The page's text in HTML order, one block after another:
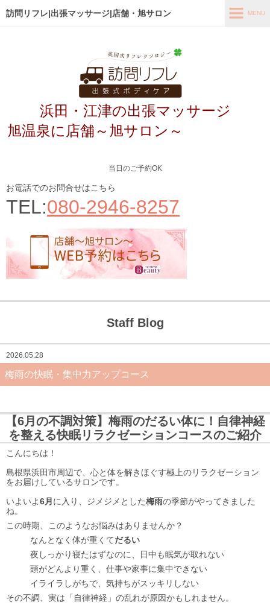
訪問リフレ|出張マッサージ|店舗・旭サロン
浜田・江津の出張マッサージ
旭温泉に店舗～旭サロン～
当日のご予約OK
お電話でのお問合せはこちら
TEL:080-2946-8257
MENU
店舗メニュー～旭サロン～
お客様の声
メディア掲載
あなたの最適なコース診断
Staff Blog
2026.05.28
梅雨の快眠・集中力アップコース
【6月の不調対策】梅雨のだるい体に！自律神経
を整える快眠リラクゼーションコースのご紹介
こんにちは！
島根県浜田市周辺で、心と体を解きほぐす極上のリラクゼーション
をお届けしているサロンです。
いよいよ6月 に入り、ジメジメとした梅雨の季節がやってきました
ね。
この時期、このようなお悩みはありませんか？
なんとなく体が重くてだるい
夜しっかり寝たはずなのに、日中も眠気が取れない
頭がどんより重く、仕事や家事に集中できない
イライラしがちで、気持ちがスッキリしない
その不調、実は「自律神経」の乱れが原因かもしれません。